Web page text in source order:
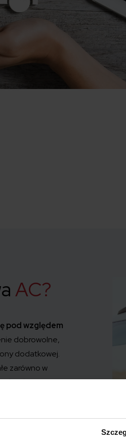
AC?
pod względem
dobrowolne,
dodatkowej.
zarówno w
kiedy Twój
jest to
szkodami
np.
stłuczki na